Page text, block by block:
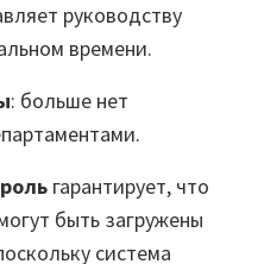
руководству
времени.
: больше нет
гарантирует, что
быть загружены
система